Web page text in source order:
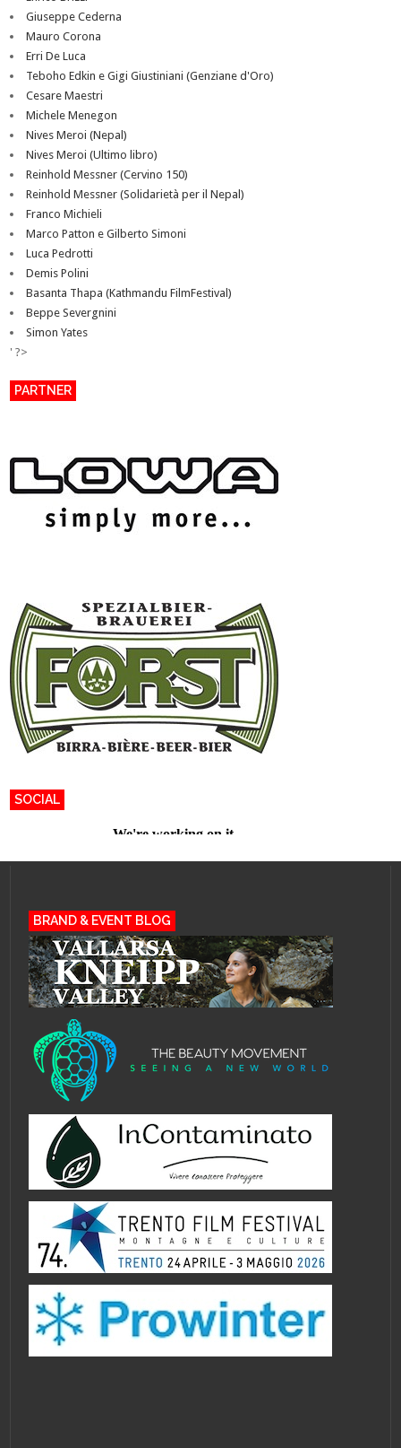
Giuseppe Cederna
Mauro Corona
Erri De Luca
Teboho Edkin e Gigi Giustiniani (Genziane d'Oro)
Cesare Maestri
Michele Menegon
Nives Meroi (Nepal)
Nives Meroi (Ultimo libro)
Reinhold Messner (Cervino 150)
Reinhold Messner (Solidarietà per il Nepal)
Franco Michieli
Marco Patton e Gilberto Simoni
Luca Pedrotti
Demis Polini
Basanta Thapa (Kathmandu FilmFestival)
Beppe Severgnini
Simon Yates
' ?>
PARTNER
SOCIAL
BRAND & EVENT BLOG